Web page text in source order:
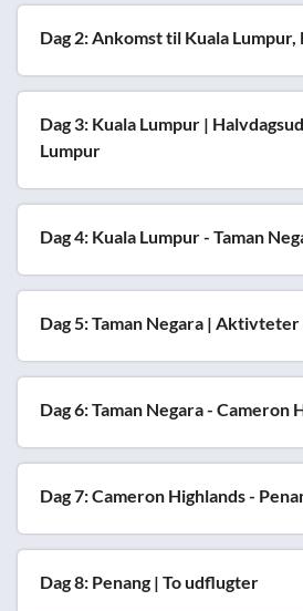
Dag 2: Ankomst til Kuala Lumpur,
Dag 3: Kuala Lumpur |
Lumpur
Dag 4: Kuala Lumpur - Taman
Dag 5: Taman Negara |
Dag 6: Taman Negara - Cameron
Dag 7: Cameron Highlands -
Dag 8: Penang | To udflugter